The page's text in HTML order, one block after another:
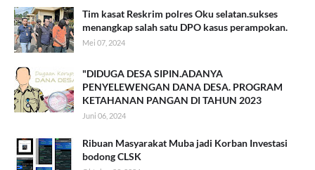
Tim kasat Reskrim polres Oku selatan.sukses
menangkap salah satu DPO kasus perampokan.
Mei 07, 2024
"DIDUGA DESA SIPIN.ADANYA
PENYELEWENGAN DANA DESA. PROGRAM
KETAHANAN PANGAN DI TAHUN 2023
Juni 06, 2024
Ribuan Masyarakat Muba jadi Korban Investasi
bodong CLSK